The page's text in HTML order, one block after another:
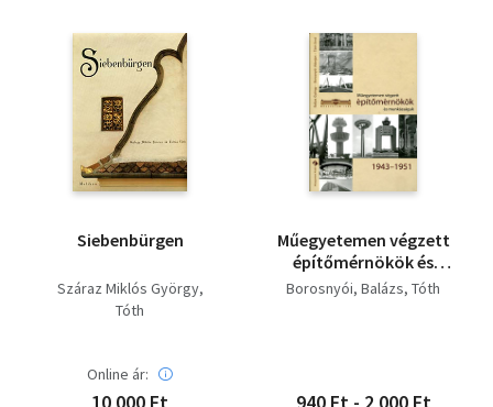
Siebenbürgen
Száraz Miklós György
Tóth
Online ár:
Műegyetemen végzett
építőmérnökök és
munkásságuk 1943-
Borosnyói Balázs Tóth